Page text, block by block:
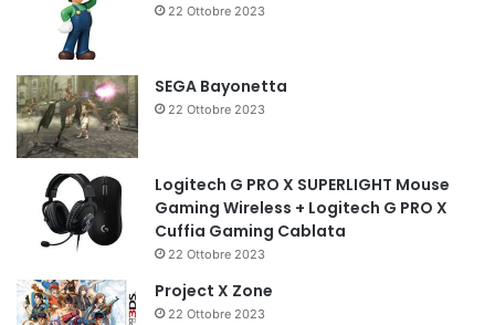
22 Ottobre 2023
SEGA Bayonetta
22 Ottobre 2023
Logitech G PRO X SUPERLIGHT Mouse
Gaming Wireless + Logitech G PRO X
Cuffia Gaming Cablata
22 Ottobre 2023
Project X Zone
22 Ottobre 2023